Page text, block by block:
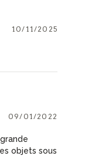
10/11/2025
09/01/2022
objets sous